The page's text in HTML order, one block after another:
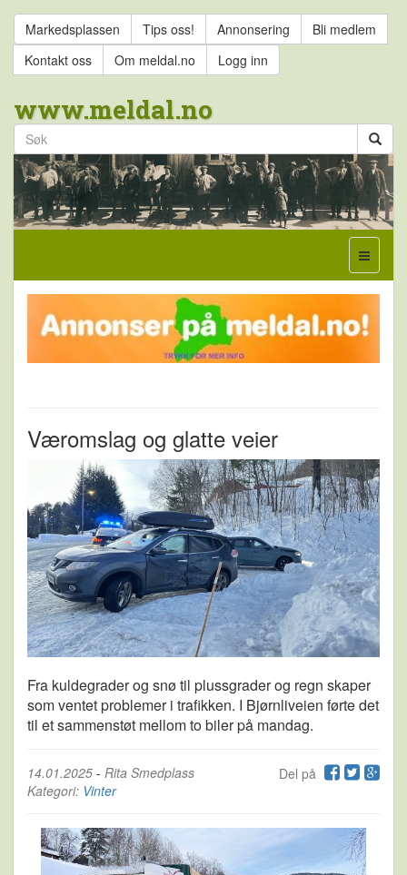
Markedsplassen Tips oss! Annonsering
Bli medlem
Kontakt oss
Om meldal.no Logg inn
www.meldal.no
Væromslag og glatte veier
Fra kuldegrader og snø til plussgrader og regn skaper
som ventet problemer i trafikken. I Bjørnliveien førte det
til et sammenstøt mellom to biler på mandag.
Del på
14.01.2025 - Rita Smedplass
Kategori: Vinter